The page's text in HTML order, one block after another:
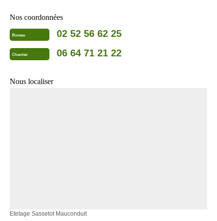
Nos coordonnées
Bureau 02 52 56 62 25
Chantier 06 64 71 21 22
Nous localiser
Etetage Sassetot Mauconduit